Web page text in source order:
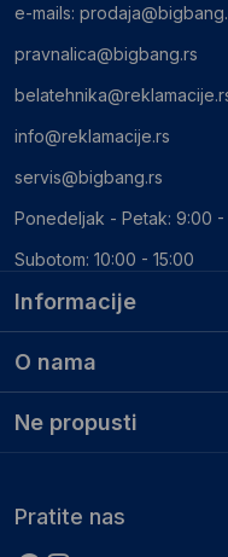
Informacije
O nama
Ne propusti
e-mails:
pravnalica@bigbang.rs
info@reklamacije.rs
servis@bigbang.rs
Ponedeljak - Petak: 9:00 -
Subotom: 10:00 - 15:00
Pratite nas